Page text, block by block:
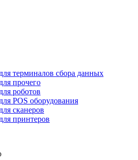
терминалов сбора данных
прочего
роботов
POS оборудования
сканеров
принтеров